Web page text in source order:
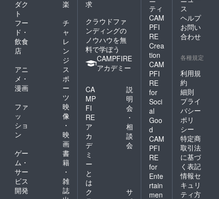
ダク
ト
楽
フー
ド・
飲食
店
チ
ャ
レ
ン
ジ
アニ
メ・
漫画
ス
ポ
ー
ツ
ファ
ッ
ショ
ン
映
像
・
映
画
ゲー
ム・
サー
ビス
開発
書
籍
・
雑
誌
求
クラウドファ
ンディングの
ノウハウを無
料で学ぼう
CAMPFIRE
アカデミー
CA
MP
FI
RE
ア
カ
デ
ミ
ー
と
は
説
明
会
・
相
談
会
ク
サ
ティ
CAM
PFI
RE
Crea
tion
CAM
PFI
RE
for
Soci
al
Goo
d
CAM
PFI
RE
for
Ente
rtain
men
ス
ヘルプ
お問い
合わせ
各種規定
利用規
約
細則
プライ
バシー
ポリ
シー
特定商
取引法
に基づ
く表記
情報セ
キュリ
ティ方